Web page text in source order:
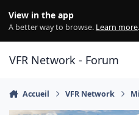
View in the app
A better way to browse. Learn more.
VFR Network - Forum
Accueil VFR Network